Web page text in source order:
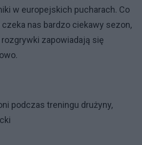
w europejskich pucharach. Co
nas bardzo ciekawy sezon,
zapowiadają się
podczas treningu drużyny,